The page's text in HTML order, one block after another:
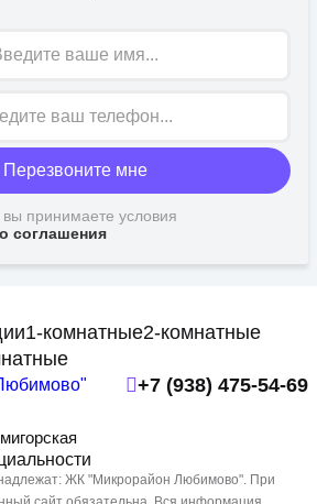
Перезвоните мне
принимаете условия
соглашения
1-комнатные2-комнатные
+7 (938) 475-54-69
ЖК "Микрорайон Любимово". При